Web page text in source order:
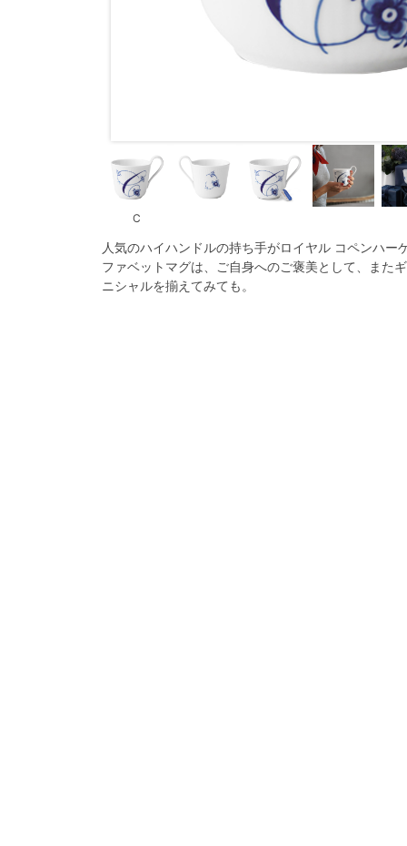
C
人気のハイハンドルの持ち手がロイヤル コペンハ
ファベットマグは、ご自身へのご褒美として、また
ニシャルを揃えてみても。